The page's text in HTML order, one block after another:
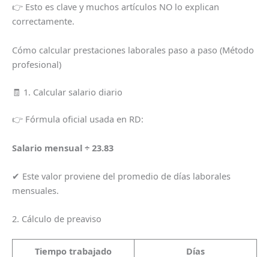
👉 Esto es clave y muchos artículos NO lo explican
correctamente.
Cómo calcular prestaciones laborales paso a paso (Método
profesional)
🧾 1. Calcular salario diario
👉 Fórmula oficial usada en RD:
Salario mensual ÷ 23.83
✔ Este valor proviene del promedio de días laborales
mensuales.
2. Cálculo de preaviso
Tiempo trabajado Días